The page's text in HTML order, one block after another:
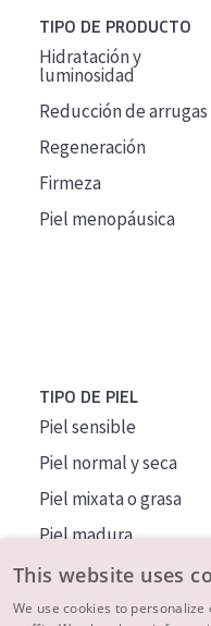
TIPO DE PRODUCTO
Hidratación y
luminosidad
Reducción de arrugas
Regeneración
Firmeza
Piel menopáusica
TIPO DE PIEL
Piel sensible
Piel normal y seca
Piel mixata o grasa
Piel madura
Piel expuesta al sol
Piel menopáusica
This website uses
We use cookies to